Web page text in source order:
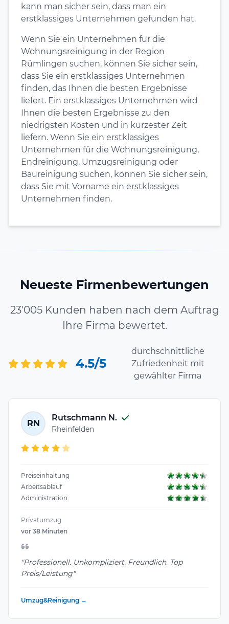
kann man sicher sein, dass man ein
erstklassiges Unternehmen gefunden hat.
Wenn Sie ein Unternehmen für die
Wohnungsreinigung in der Region
Rümlingen suchen, können Sie sicher sein,
dass Sie ein erstklassiges Unternehmen
finden, das Ihnen die besten Ergebnisse
liefert. Ein erstklassiges Unternehmen wird
Ihnen die besten Ergebnisse zu den
niedrigsten Kosten und in kürzester Zeit
liefern. Wenn Sie ein erstklassiges
Unternehmen für die Wohnungsreinigung,
Endreinigung, Umzugsreinigung oder
Baureinigung suchen, können Sie sicher sein,
dass Sie mit Vorname ein erstklassiges
Unternehmen finden.
Neueste Firmenbewertungen
23'005 Kunden haben nach dem Auftrag
Ihre Firma bewertet.
4.5/5
durchschnittliche
Zufriedenheit mit
gewählter Firma
RN
Rutschmann N.
Rheinfelden
Preiseinhaltung
Arbeitsablauf
Administration
Privatumzug
vor 38 Minuten
"Professionell. Unkompliziert. Freundlich. Top
Preis/Leistung"
Umzug&Reinigung →